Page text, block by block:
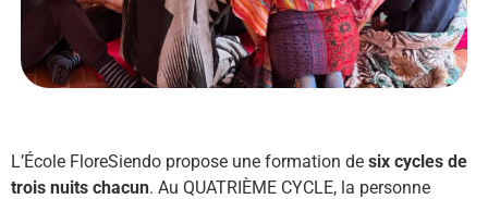
L’École FloreSiendo propose une formation de six cycles de
trois nuits chacun. Au QUATRIÈME CYCLE, la personne